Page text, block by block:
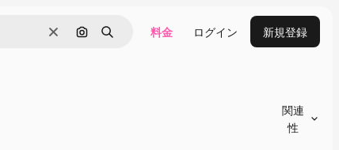
消去 画像で検索
検索 料金 ログイン 新規登録
関連
性